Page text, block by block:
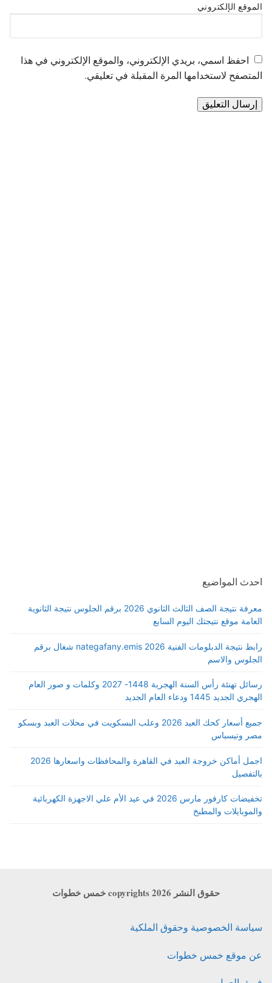
الموقع الإلكتروني
احفظ اسمي، بريدي الإلكتروني، والموقع الإلكتروني في هذا
المتصفح لاستخدامها المرة المقبلة في تعليقي.
احدث المواضيع
معرفة نتيجة الصف الثالث الثانوي 2026 برقم الجلوس نتيجة الثانوية
العامة موقع نتيجتك اليوم السابع
رابط نتيجة الدبلومات الفنية 2026 nategafany.emis شغال برقم
الجلوس والاسم
رسائل تهنئة رأس السنة الهجرية 1448- 2027 وكلمات و صور العام
الهجري الجديد 1445 ودعاء العام الجديد
جميع أسعار كحك العيد 2026 وعلب البسكويت في محلات العبد وبسكو
مصر وتيسباس
اجمل أماكن خروجة العيد في القاهرة والمحافظات واسعارها 2026
بالتفصيل
تخفيضات كارفور مارس 2026 في عيد الأم علي الاجهزة الكهربائية
والموبايلات والمطبخ
حقوق النشر copyrights 2026 خمس خطوات
سياسة الخصوصية وحقوق الملكية
عن موقع خمس خطوات